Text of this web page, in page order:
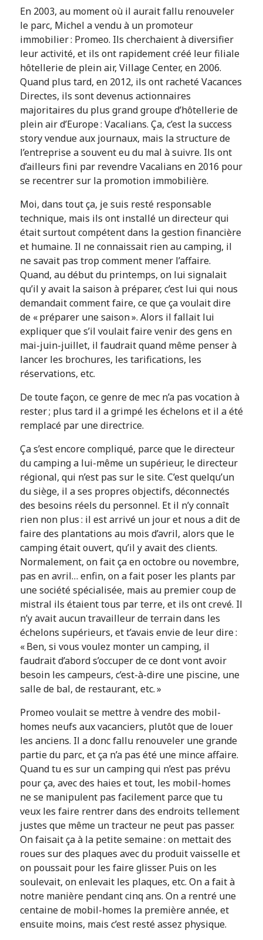
En 2003, au moment où il aurait fallu renouveler
le parc, Michel a vendu à un promoteur
immobilier : Promeo. Ils cherchaient à diversifier
leur activité, et ils ont rapidement créé leur filiale
hôtellerie de plein air, Village Center, en 2006.
Quand plus tard, en 2012, ils ont racheté Vacances
Directes, ils sont devenus actionnaires
majoritaires du plus grand groupe d’hôtellerie de
plein air d’Europe : Vacalians. Ça, c’est la success
story vendue aux journaux, mais la structure de
l’entreprise a souvent eu du mal à suivre. Ils ont
d’ailleurs fini par revendre Vacalians en 2016 pour
se recentrer sur la promotion immobilière.
Moi, dans tout ça, je suis resté responsable
technique, mais ils ont installé un directeur qui
était surtout compétent dans la gestion financière
et humaine. Il ne connaissait rien au camping, il
ne savait pas trop comment mener l’affaire.
Quand, au début du printemps, on lui signalait
qu’il y avait la saison à préparer, c’est lui qui nous
demandait comment faire, ce que ça voulait dire
de « préparer une saison ». Alors il fallait lui
expliquer que s’il voulait faire venir des gens en
mai-juin-juillet, il faudrait quand même penser à
lancer les brochures, les tarifications, les
réservations, etc.
De toute façon, ce genre de mec n’a pas vocation à
rester ; plus tard il a grimpé les échelons et il a été
remplacé par une directrice.
Ça s’est encore compliqué, parce que le directeur
du camping a lui-même un supérieur, le directeur
régional, qui n’est pas sur le site. C’est quelqu’un
du siège, il a ses propres objectifs, déconnectés
des besoins réels du personnel. Et il n’y connaît
rien non plus : il est arrivé un jour et nous a dit de
faire des plantations au mois d’avril, alors que le
camping était ouvert, qu’il y avait des clients.
Normalement, on fait ça en octobre ou novembre,
pas en avril… enfin, on a fait poser les plants par
une société spécialisée, mais au premier coup de
mistral ils étaient tous par terre, et ils ont crevé. Il
n’y avait aucun travailleur de terrain dans les
échelons supérieurs, et t’avais envie de leur dire :
« Ben, si vous voulez monter un camping, il
faudrait d’abord s’occuper de ce dont vont avoir
besoin les campeurs, c’est-à-dire une piscine, une
salle de bal, de restaurant, etc. »
Promeo voulait se mettre à vendre des mobil-
homes neufs aux vacanciers, plutôt que de louer
les anciens. Il a donc fallu renouveler une grande
partie du parc, et ça n’a pas été une mince affaire.
Quand tu es sur un camping qui n’est pas prévu
pour ça, avec des haies et tout, les mobil-homes
ne se manipulent pas facilement parce que tu
veux les faire rentrer dans des endroits tellement
justes que même un tracteur ne peut pas passer.
On faisait ça à la petite semaine : on mettait des
roues sur des plaques avec du produit vaisselle et
on poussait pour les faire glisser. Puis on les
soulevait, on enlevait les plaques, etc. On a fait à
notre manière pendant cinq ans. On a rentré une
centaine de mobil-homes la première année, et
ensuite moins, mais c’est resté assez physique.